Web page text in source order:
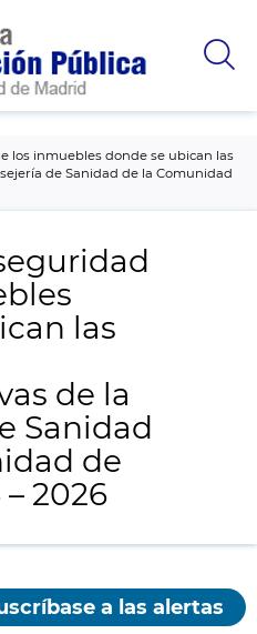
los inmuebles donde se ubican las
de Sanidad de la Comunidad
las
de la
Sanidad
de
2026
a las alertas